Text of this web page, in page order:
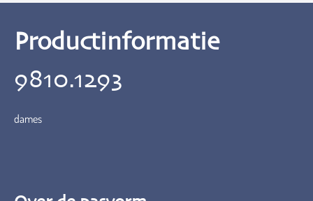
Productinformatie
9810.1293
dames